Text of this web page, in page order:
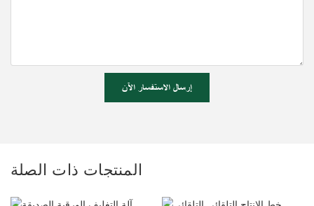
إرسال الاستفسار الآن
المنتجات ذات الصلة